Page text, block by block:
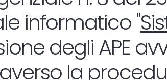
informatico "
degli APE
la